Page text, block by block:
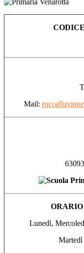
Mail:
Lunedì,